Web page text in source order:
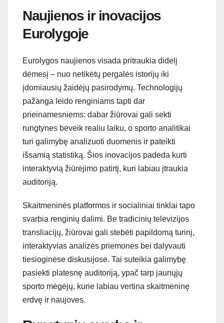
Naujienos ir inovacijos
Eurolygoje
Eurolygos naujienos visada pritraukia didelį
dėmesį – nuo netikėtų pergalės istorijų iki
įdomiausių žaidėjų pasirodymų. Technologijų
pažanga leido renginiams tapti dar
prieinamesniems: dabar žiūrovai gali sekti
rungtynes beveik realiu laiku, o sporto analitikai
turi galimybę analizuoti duomenis ir pateikti
išsamią statistiką. Šios inovacijos padeda kurti
interaktyvią žiūrėjimo patirtį, kuri labiau įtraukia
auditoriją.
Skaitmeninės platformos ir socialiniai tinklai tapo
svarbia renginių dalimi. Be tradicinių televizijos
transliacijų, žiūrovai gali stebėti papildomą turinį,
interaktyvias analizės priemones bei dalyvauti
tiesioginėse diskusijose. Tai suteikia galimybę
pasiekti platesnę auditoriją, ypač tarp jaunųjų
sporto mėgėjų, kurie labiau vertina skaitmeninę
erdvę ir naujoves.